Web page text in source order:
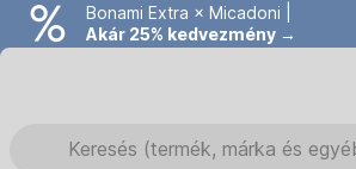
Bonami Extra × Micadoni |
Akár 25% kedvezmény →